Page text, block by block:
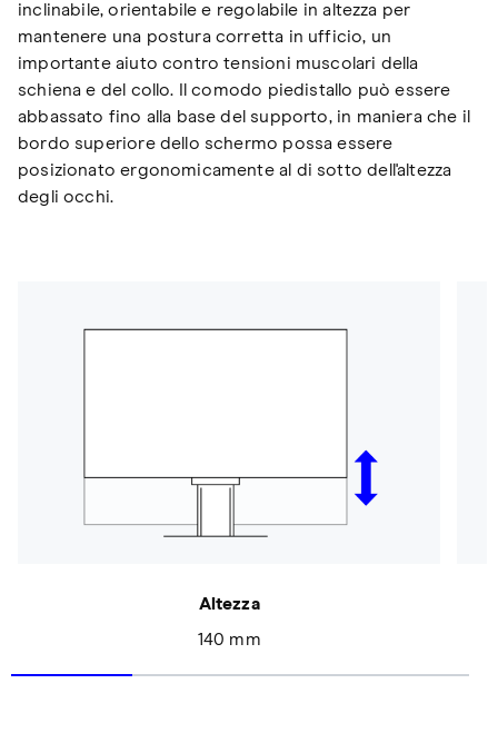
inclinabile, orientabile e regolabile in altezza per
mantenere una postura corretta in ufficio, un
importante aiuto contro tensioni muscolari della
schiena e del collo. Il comodo piedistallo può essere
abbassato fino alla base del supporto, in maniera che il
bordo superiore dello schermo possa essere
posizionato ergonomicamente al di sotto dell'altezza
degli occhi.
Altezza
140 mm